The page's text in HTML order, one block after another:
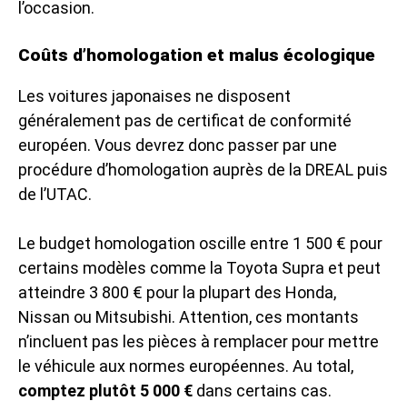
l’occasion.
Coûts d’homologation et malus écologique
Les voitures japonaises ne disposent
généralement pas de certificat de conformité
européen. Vous devrez donc passer par une
procédure d’homologation auprès de la DREAL puis
de l’UTAC.
Le budget homologation oscille entre 1 500 € pour
certains modèles comme la Toyota Supra et peut
atteindre 3 800 € pour la plupart des Honda,
Nissan ou Mitsubishi. Attention, ces montants
n’incluent pas les pièces à remplacer pour mettre
le véhicule aux normes européennes. Au total,
comptez plutôt 5 000 € dans certains cas.